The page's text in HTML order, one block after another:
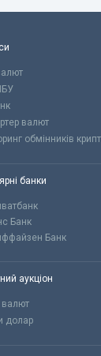
валют
обмінників
банки
Банк
Банк
аукціон
валют
долар